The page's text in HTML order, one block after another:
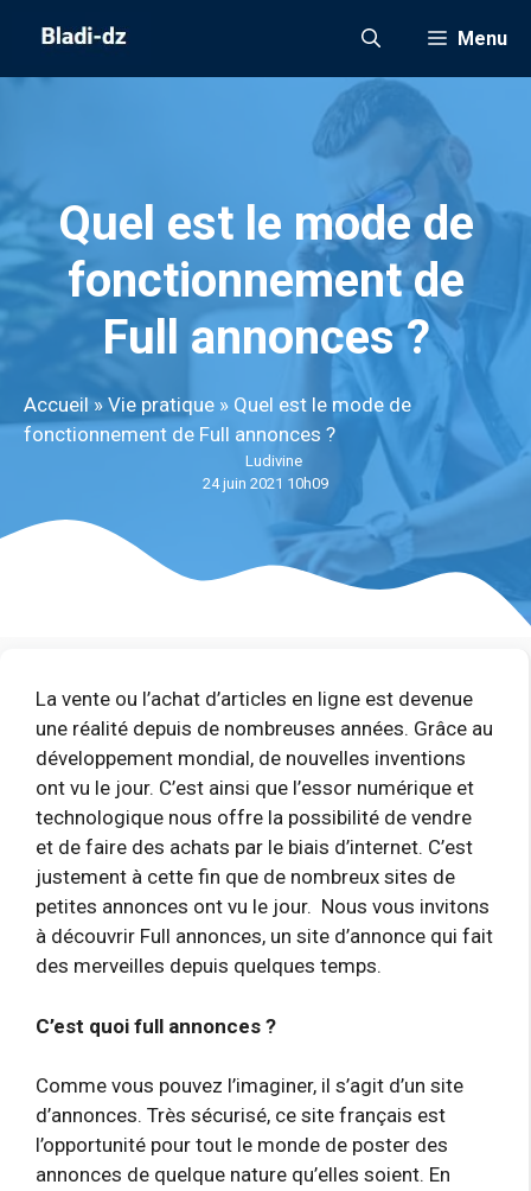
contenu
Menu
Quel est le mode de
fonctionnement de
Full annonces ?
Accueil » Vie pratique » Quel est le mode de
fonctionnement de Full annonces ?
Ludivine
24 juin 2021 10h09
La vente ou l’achat d’articles en ligne est devenue
une réalité depuis de nombreuses années. Grâce au
développement mondial, de nouvelles inventions
ont vu le jour. C’est ainsi que l’essor numérique et
technologique nous offre la possibilité de vendre
et de faire des achats par le biais d’internet. C’est
justement à cette fin que de nombreux sites de
petites annonces ont vu le jour. Nous vous invitons
à découvrir Full annonces, un site d’annonce qui fait
des merveilles depuis quelques temps.
C’est quoi full annonces ?
Comme vous pouvez l’imaginer, il s’agit d’un site
d’annonces. Très sécurisé, ce site français est
l’opportunité pour tout le monde de poster des
annonces de quelque nature qu’elles soient. En